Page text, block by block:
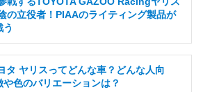
の立役者！PIAAのライティング製品が
う
タ ヤリスってどんな車？どんな人向
や色のバリエーションは？